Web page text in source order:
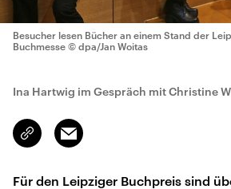
Besucher lesen Bücher an einem Stand der
Buchmesse © dpa/Jan Woitas
Ina Hartwig im Gespräch mit Christine
Link
kopieren/teilen
Email
Für den Leipziger Buchpreis sind